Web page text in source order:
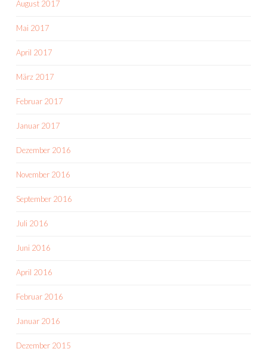
August 2017
Mai 2017
April 2017
März 2017
Februar 2017
Januar 2017
Dezember 2016
November 2016
September 2016
Juli 2016
Juni 2016
April 2016
Februar 2016
Januar 2016
Dezember 2015